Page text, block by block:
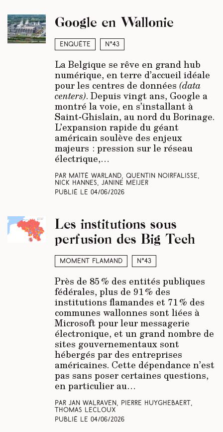
Enquête N°43
Google en Wallonie
La Belgique se rêve en grand hub
numérique, en terre d’accueil idéale
pour les centres de données (data
centers). Depuis vingt ans, Google a
montré la voie, en s’installant à
Saint-Ghislain, au nord du Borinage.
L’expansion rapide du géant
américain soulève des enjeux
majeurs : pression sur le réseau
électrique,…
Par Maïté Warland, Quentin Noirfalisse,
Nick Hannes, Janine Meijer
Publié le 04/06/2026
Moment Flamand N°43
Les institutions sous
perfusion des Big Tech
Près de 85 % des entités publiques
fédérales, plus de 91 % des
institutions flamandes et 71 % des
communes wallonnes sont liées à
Microsoft pour leur messagerie
électronique, et un grand nombre de
sites gouvernementaux sont
hébergés par des entreprises
américaines. Cette dépendance n’est
pas sans poser certaines questions,
en particulier au…
Par Jan Walraven, Pierre Huyghebaert,
Thomas Lecloux
Publié le 04/06/2026